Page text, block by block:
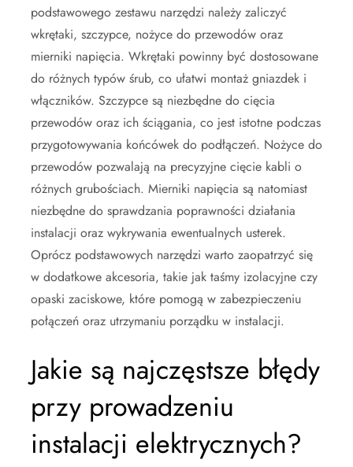
podstawowego zestawu narzędzi należy zaliczyć
wkrętaki, szczypce, nożyce do przewodów oraz
mierniki napięcia. Wkrętaki powinny być dostosowane
do różnych typów śrub, co ułatwi montaż gniazdek i
włączników. Szczypce są niezbędne do cięcia
przewodów oraz ich ściągania, co jest istotne podczas
przygotowywania końcówek do podłączeń. Nożyce do
przewodów pozwalają na precyzyjne cięcie kabli o
różnych grubościach. Mierniki napięcia są natomiast
niezbędne do sprawdzania poprawności działania
instalacji oraz wykrywania ewentualnych usterek.
Oprócz podstawowych narzędzi warto zaopatrzyć się
w dodatkowe akcesoria, takie jak taśmy izolacyjne czy
opaski zaciskowe, które pomogą w zabezpieczeniu
połączeń oraz utrzymaniu porządku w instalacji.
Jakie są najczęstsze błędy
przy prowadzeniu
instalacji elektrycznych?